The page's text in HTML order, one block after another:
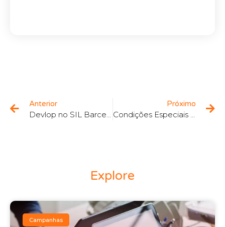
Anterior
Devlop no SIL Barcelona – Salón Internacional de la Logística
Próximo
Condições Especiais para Cegid ERP Evolution
Explore
Campanhas